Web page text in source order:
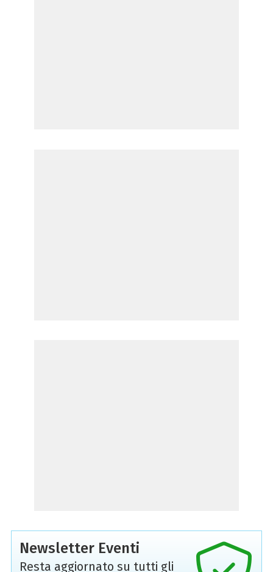
Newsletter Eventi
Resta aggiornato su tutti gli